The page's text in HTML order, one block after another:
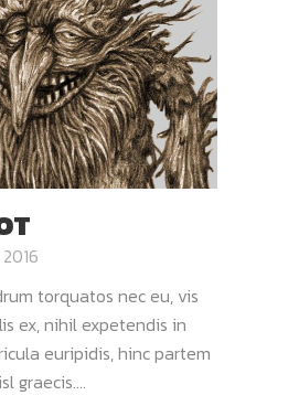
torquatos nec eu, vis
ex, nihil expetendis in
euripidis, hinc partem
graecis....